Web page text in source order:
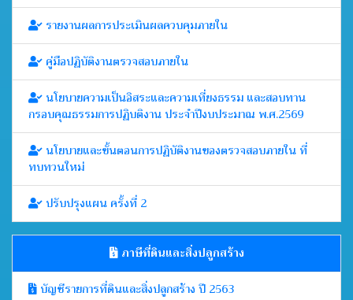
รายงานผลการประเมินผลควบคุมภายใน
คู่มือปฏิบัติงานตรวจสอบภายใน
นโยบายความเป็นอิสระและความเที่ยงธรรม และสอบทาน
กรอบคุณธรรมการปฏิบติงาน ประจำปีงบประมาณ พ.ศ.2569
นโยบายและขั้นตอนการปฏิบัติงานของตรวจสอบภายใน ที่
ทบทวนใหม่
ปรับปรุงแผน ครั้งที่ 2
ภาษีที่ดินและสิ่งปลูกสร้าง
บัญชีรายการที่ดินและสิ่งปลูกสร้าง ปี 2563